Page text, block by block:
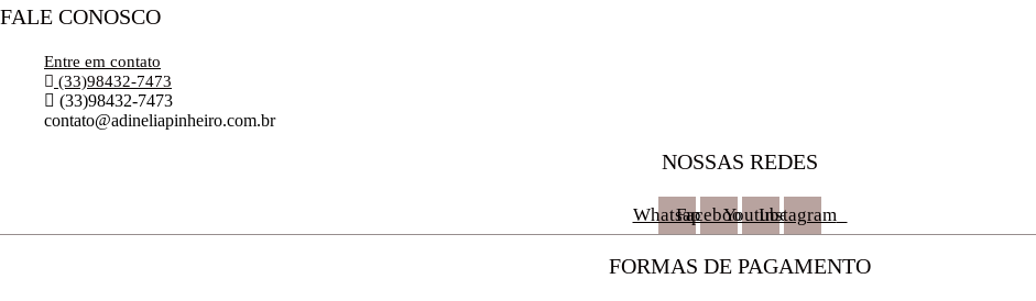
FALE CONOSCO
Entre em contato
(33)98432-7473
(33)98432-7473
contato@adineliapinheiro.com.br
NOSSAS REDES
WhatsappFacebookYoutubeInstagram
FORMAS DE PAGAMENTO